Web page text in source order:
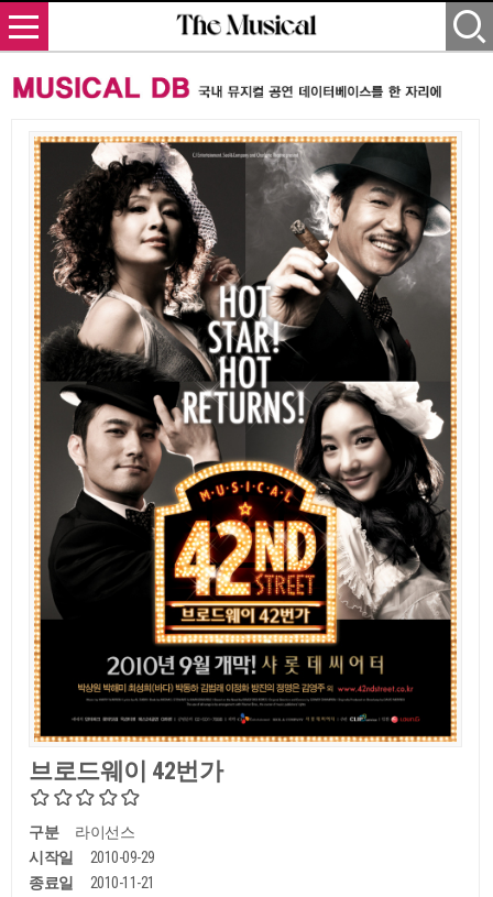
브로드웨이 42번가
구분
라이선스
시작일
2010-09-29
종료일
2010-11-21